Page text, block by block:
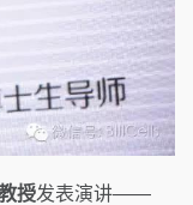
授发表演讲——